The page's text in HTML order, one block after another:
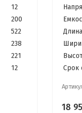
для
12
200
522
238
221
12
Cрок
18